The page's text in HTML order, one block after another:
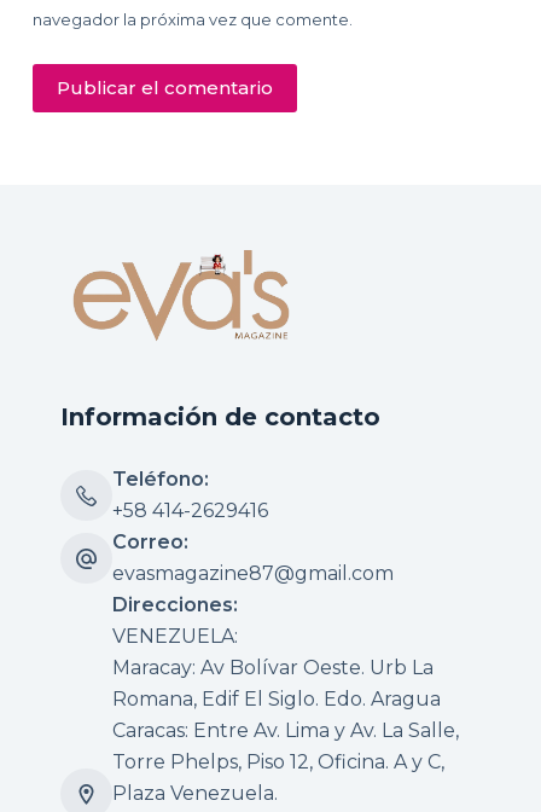
navegador la próxima vez que comente.
Publicar el comentario
Información de contacto
Teléfono:
+58 414-2629416
Correo:
evasmagazine87@gmail.com
Direcciones:
VENEZUELA:
Maracay: Av Bolívar Oeste. Urb La
Romana, Edif El Siglo. Edo. Aragua
Caracas: Entre Av. Lima y Av. La Salle,
Torre Phelps, Piso 12, Oficina. A y C,
Plaza Venezuela.